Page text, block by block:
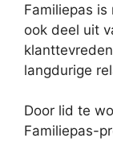
Familiepas
ook deel uit
langdurige
Door lid te
Familiepas-